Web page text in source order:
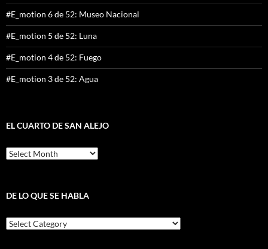
#E_motion 6 de 52: Museo Nacional
#E_motion 5 de 52: Luna
#E_motion 4 de 52: Fuego
#E_motion 3 de 52: Agua
EL CUARTO DE SAN ALEJO
El
cuarto
Alejo
DE LO QUE SE HABLA
De
lo